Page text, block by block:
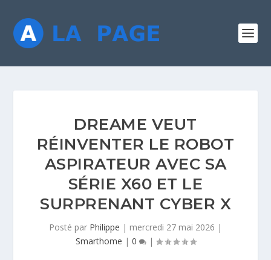
DREAME VEUT
RÉINVENTER LE ROBOT
ASPIRATEUR AVEC SA
SÉRIE X60 ET LE
SURPRENANT CYBER X
Posté par Philippe | mercredi 27 mai 2026 |
Smarthome | 0 |